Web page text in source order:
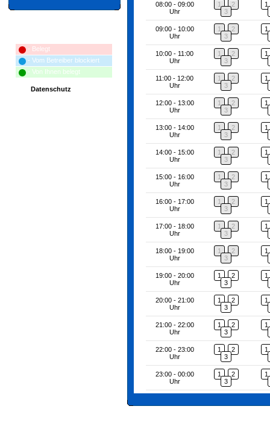
- Belegt
- Vom Betreiber blockiert
- Von Ihnen belegt
Datenschutz
08:00 - 09:00
Uhr
1
2
3
1
09:00 - 10:00
Uhr
1
2
3
1
10:00 - 11:00
Uhr
1
2
3
1
11:00 - 12:00
Uhr
1
2
3
1
12:00 - 13:00
Uhr
1
2
3
1
13:00 - 14:00
Uhr
1
2
3
1
14:00 - 15:00
Uhr
1
2
3
1
15:00 - 16:00
Uhr
1
2
3
1
16:00 - 17:00
Uhr
1
2
3
1
17:00 - 18:00
Uhr
1
2
3
1
18:00 - 19:00
Uhr
1
2
3
1
19:00 - 20:00
Uhr
1
2
3
1
20:00 - 21:00
Uhr
1
2
3
1
21:00 - 22:00
Uhr
1
2
3
1
22:00 - 23:00
Uhr
1
2
3
1
23:00 - 00:00
Uhr
1
2
3
1